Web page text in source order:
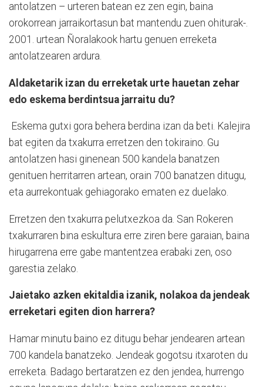
antolatzen – urteren batean ez zen egin, baina
orokorrean jarraikortasun bat mantendu zuen ohiturak-.
2001. urtean Ñoralakook hartu genuen erreketa
antolatzearen ardura.
Aldaketarik izan du erreketak urte hauetan zehar
edo eskema berdintsua jarraitu du?
Eskema gutxi gora behera berdina izan da beti. Kalejira
bat egiten da txakurra erretzen den tokiraino. Gu
antolatzen hasi ginenean 500 kandela banatzen
genituen herritarren artean, orain 700 banatzen ditugu,
eta aurrekontuak gehiagorako ematen ez duelako.
Erretzen den txakurra pelutxezkoa da. San Rokeren
txakurraren bina eskultura erre ziren bere garaian, baina
hirugarrena erre gabe mantentzea erabaki zen, oso
garestia zelako.
Jaietako azken ekitaldia izanik, nolakoa da jendeak
erreketari egiten dion harrera?
Hamar minutu baino ez ditugu behar jendearen artean
700 kandela banatzeko. Jendeak gogotsu itxaroten du
erreketa. Badago bertaratzen ez den jendea, hurrengo